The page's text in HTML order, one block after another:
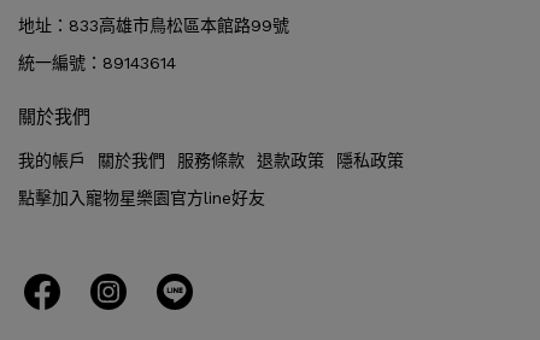
地址：833高雄市鳥松區本館路99號
統一編號：89143614
關於我們
我的帳戶 關於我們 服務條款 退款政策
隱私政策
點擊加入寵物星樂園官方line好友